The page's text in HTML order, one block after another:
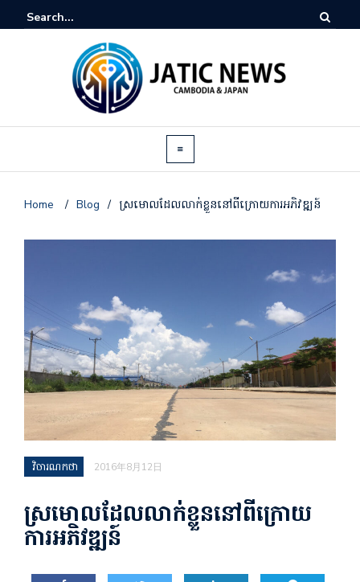
Home / Blog / ស្រមោលដែលលាក់ខ្លួននៅពីក្រោយការអភិវឌ្ឍន៍
វិចារណកថា 2016年8月12日
ស្រមោលដែលលាក់ខ្លួននៅពីក្រោយ
ការអភិវឌ្ឍន៍